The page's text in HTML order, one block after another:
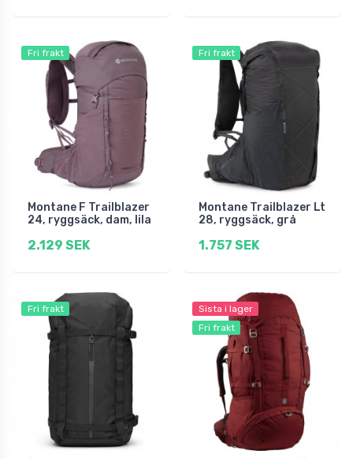
Fri frakt
Montane F Trailblazer
24, ryggsäck, dam, lila
2.129 SEK
Fri frakt
Montane Trailblazer Lt
28, ryggsäck, grå
1.757 SEK
Fri frakt
Sista i lager
Fri frakt